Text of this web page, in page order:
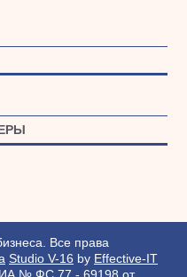
Все права
Studio V-16 by Effective-IT
ИА № ФС 77 - 69198 от